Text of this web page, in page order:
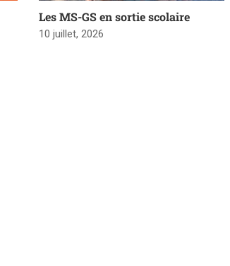
Les MS-GS en sortie scolaire
10 juillet, 2026